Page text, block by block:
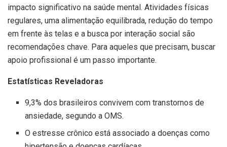
impacto significativo na saúde mental. Atividades físicas
regulares, uma alimentação equilibrada, redução do tempo
em frente às telas e a busca por interação social são
recomendações chave. Para aqueles que precisam, buscar
apoio profissional é um passo importante.
Estatísticas Reveladoras
9,3% dos brasileiros convivem com transtornos de
ansiedade, segundo a OMS.
O estresse crônico está associado a doenças como